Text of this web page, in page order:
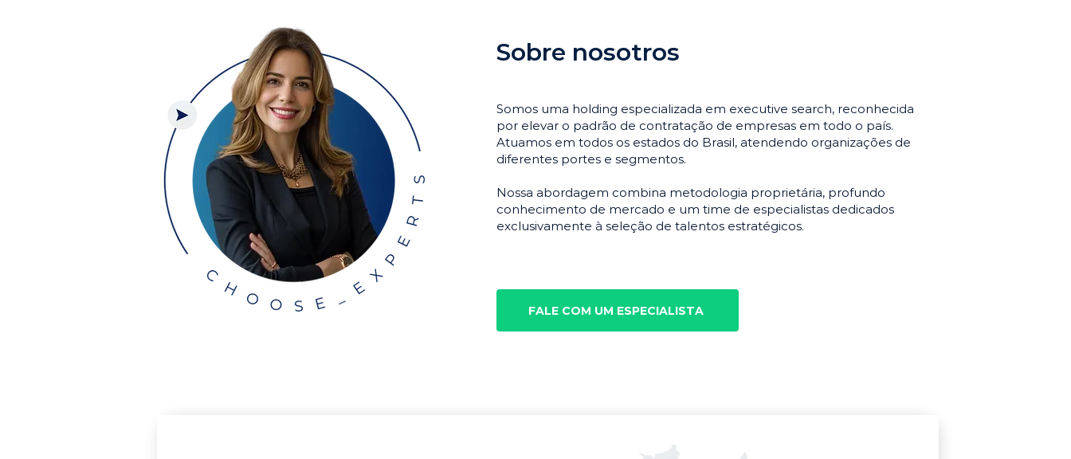
Sobre nosotros
Somos uma holding especializada em executive search, reconhecida
por elevar o padrão de contratação de empresas em todo o país.
Atuamos em todos os estados do Brasil, atendendo organizações de
diferentes portes e segmentos.
Nossa abordagem combina metodologia proprietária, profundo
conhecimento de mercado e um time de especialistas dedicados
exclusivamente à seleção de talentos estratégicos.
FALE COM UM ESPECIALISTA